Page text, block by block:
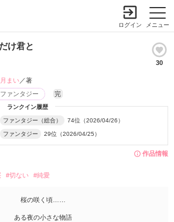
メニュー
ログイン
け君と
30
作品情報
ランクイン履歴
ファンタジー（総合） 74位（2026/04/26）
ファンタジー 29位（2026/04/25）
ファンタジー 完
まい／著
#切ない #純愛
桜の咲く頃……
ある夜の小さな物語